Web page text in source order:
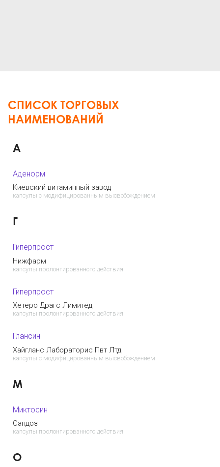
СПИСОК ТОРГОВЫХ
НАИМЕНОВАНИЙ
А
Аденорм
Киевский витаминный завод
капсулы с модифицированным высвобождением
Г
Гиперпрост
Нижфарм
капсулы пролонгированного действия
Гиперпрост
Хетеро Драгс Лимитед
капсулы пролонгированного действия
Глансин
Хайгланс Лабораторис Пвт Лтд
капсулы с модифицированным высвобождением
М
Миктосин
Сандоз
капсулы пролонгированного действия
О